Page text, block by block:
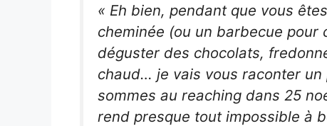
« Eh bien, pendant que vous
cheminée (ou un barbecue
déguster des chocolats,
chaud… je vais vous raconter
sommes au reaching dans 25
rend presque tout impossible à